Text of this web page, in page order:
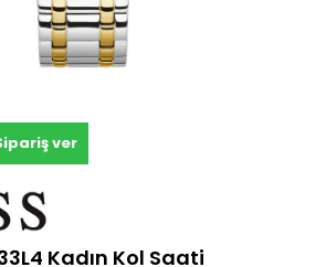
ver
Kadın Kol Saati